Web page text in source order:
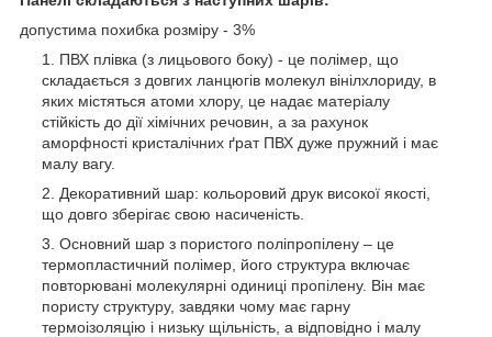
допустима похибка розміру - 3%
ПВХ плівка (з лицьового боку) - це полімер, що
складається з довгих ланцюгів молекул вінілхлориду, в
яких містяться атоми хлору, це надає матеріалу
стійкість до дії хімічних речовин, а за рахунок
аморфності кристалічних ґрат ПВХ дуже пружний і має
малу вагу.
Декоративний шар: кольоровий друк високої якості,
що довго зберігає свою насиченість.
Основний шар з пористого поліпропілену – це
термопластичний полімер, його структура включає
повторювані молекулярні одиниці пропілену. Він має
пористу структуру, завдяки чому має гарну
термоізоляцію і низьку щільність, а відповідно і малу